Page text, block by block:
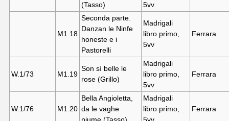
(Tasso)
5vv
M1.18
Seconda parte.
Danzan le Ninfe
honeste e i
Pastorelli
Madrigali
libro primo,
5vv
Ferrara
W.1/73 M1.19
Son sì belle le
rose (Grillo)
Madrigali
libro primo,
5vv
Ferrara
W.1/76 M1.20
Bella Angioletta,
da le vaghe
Madrigali
libro primo,
Ferrara